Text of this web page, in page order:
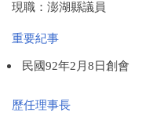
現職：澎湖縣議員
重要紀事
民國92年2月8日創會
歷任理事長